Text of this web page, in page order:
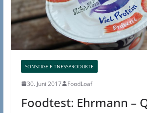
SONSTIGE FITNESSPRODUKTE
30. Juni 2017 FoodLoaf
Foodtest: Ehrmann –